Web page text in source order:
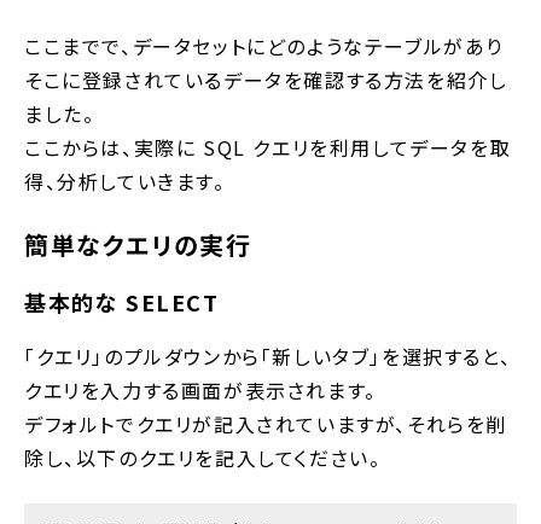
ここまでで、データセットにどのようなテーブルがあり
そこに登録されているデータを確認する方法を紹介し
ました。
ここからは、実際に SQL クエリを利用してデータを取
得、分析していきます。
簡単なクエリの実行
基本的な SELECT
「クエリ」のプルダウンから「新しいタブ」を選択すると、
クエリを入力する画面が表示されます。
デフォルトでクエリが記入されていますが、それらを削
除し、以下のクエリを記入してください。